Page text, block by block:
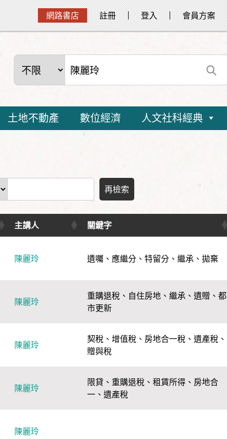
網路書店 註冊 登入 會員方案
土地不動產 數位經濟 人文社科經典
再檢索
主講人 關鍵字
陳麗玲 遺囑 、 應繼分 、 特留分 、 繼承 、 拋棄
陳麗玲
重購退稅 、 自住房地 、 繼承 、 遺贈 、 都
市更新
陳麗玲
契稅 、 增值稅 、 房地合一稅 、 遺產稅 、
贈與稅
陳麗玲
限貸 、 重購退稅 、 租賃所得 、 房地合
一 、 遺產稅
陳麗玲